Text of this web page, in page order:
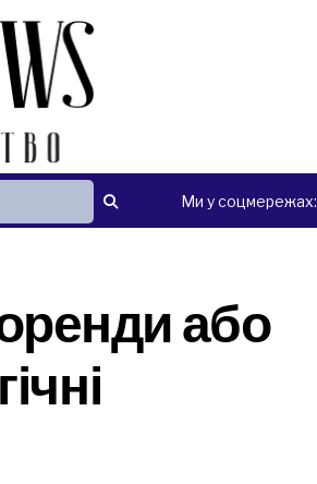
Ми у соцмережах:
або